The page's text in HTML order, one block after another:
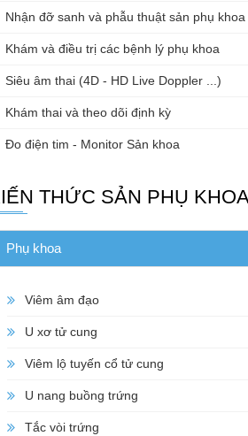
Nhận đỡ sanh và phẫu thuật sản phụ khoa
Khám và điều trị các bệnh lý phụ khoa
Siêu âm thai (4D - HD Live Doppler ...)
Khám thai và theo dõi định kỳ
Đo điện tim - Monitor Sản khoa
THỨC SẢN PHỤ
Phụ khoa
Viêm âm đạo
U xơ tử cung
Viêm lộ tuyến cổ tử cung
U nang buồng trứng
Tắc vòi trứng